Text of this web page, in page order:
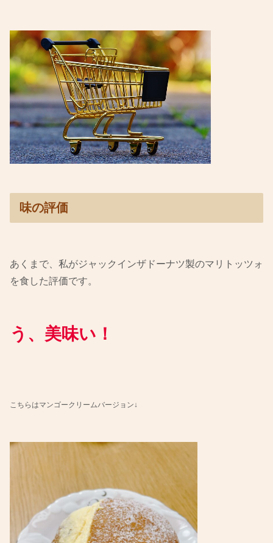
味の評価
あくまで、私がジャックインザドーナツ製のマリトッツォ
を食した評価です。
う、美味い！
こちらはマンゴークリームバージョン↓